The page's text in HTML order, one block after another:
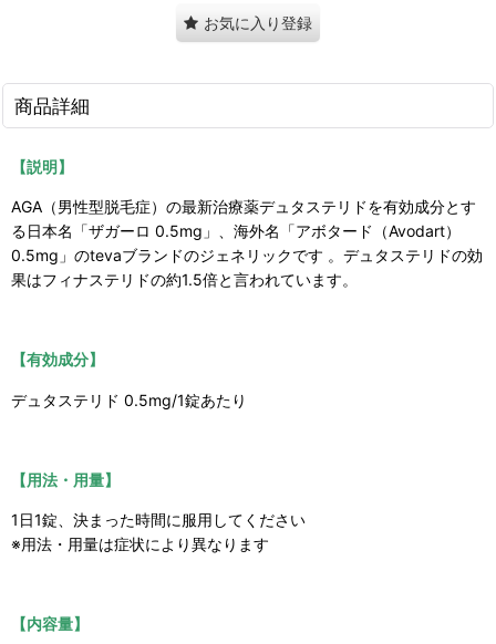
お気に入り登録
商品詳細
【説明】
AGA（男性型脱毛症）の最新治療薬デュタステリドを有効成分とす
る日本名「ザガーロ 0.5mg」、海外名「アボタード（Avodart）
0.5mg」のtevaブランドのジェネリックです 。デュタステリドの効
果はフィナステリドの約1.5倍と言われています。
【有効成分】
デュタステリド 0.5mg/1錠あたり
【用法・用量】
1日1錠、決まった時間に服用してください
※用法・用量は症状により異なります
【内容量】